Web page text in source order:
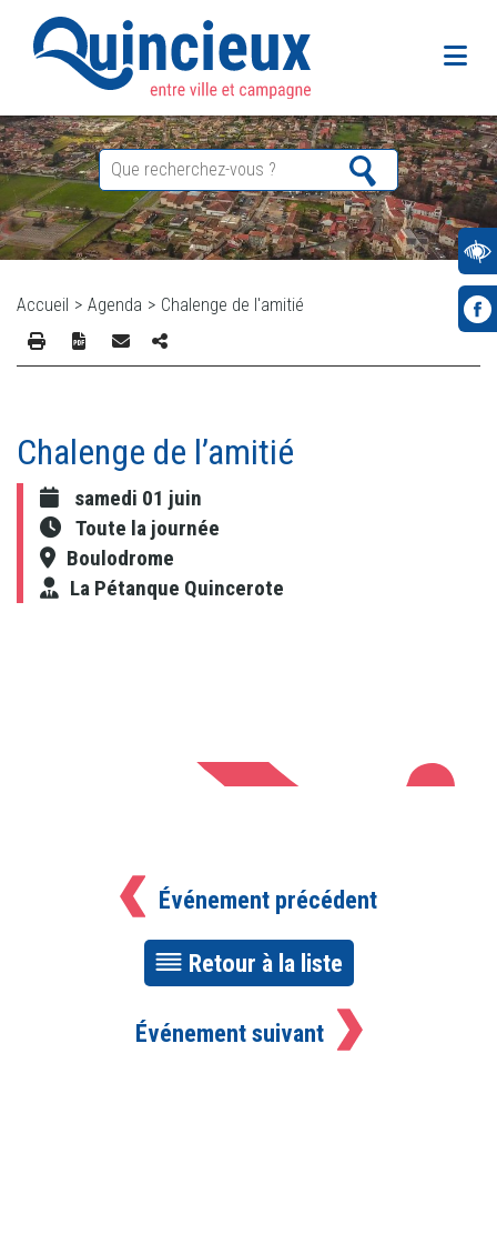
Accueil > Agenda > Chalenge de l'amitié
Chalenge de l’amitié
samedi 01 juin
Toute la journée
Boulodrome
La Pétanque Quincerote
Événement précédent
Retour à la liste
Événement suivant